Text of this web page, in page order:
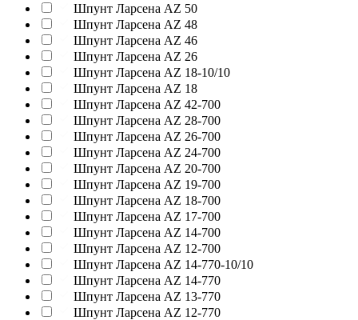
Шпунт Ларсена AZ 50
Шпунт Ларсена AZ 48
Шпунт Ларсена AZ 46
Шпунт Ларсена AZ 26
Шпунт Ларсена AZ 18-10/10
Шпунт Ларсена AZ 18
Шпунт Ларсена AZ 42-700
Шпунт Ларсена AZ 28-700
Шпунт Ларсена AZ 26-700
Шпунт Ларсена AZ 24-700
Шпунт Ларсена AZ 20-700
Шпунт Ларсена AZ 19-700
Шпунт Ларсена AZ 18-700
Шпунт Ларсена AZ 17-700
Шпунт Ларсена AZ 14-700
Шпунт Ларсена AZ 12-700
Шпунт Ларсена AZ 14-770-10/10
Шпунт Ларсена AZ 14-770
Шпунт Ларсена AZ 13-770
Шпунт Ларсена AZ 12-770